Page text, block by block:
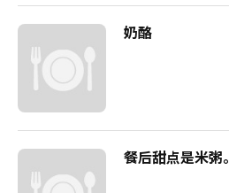
奶酪
餐后甜点是米粥。